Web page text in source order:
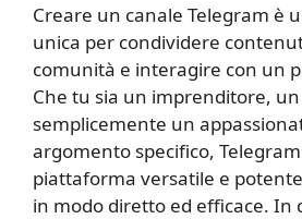
Creare un canale Telegram è
unica per condividere
comunità e interagire con un
Che tu sia un imprenditore,
semplicemente un
argomento specifico,
piattaforma versatile e
in modo diretto ed efficace. In